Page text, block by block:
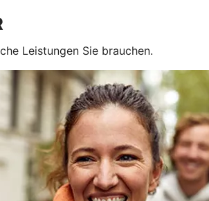
Leistungen Sie brauchen.